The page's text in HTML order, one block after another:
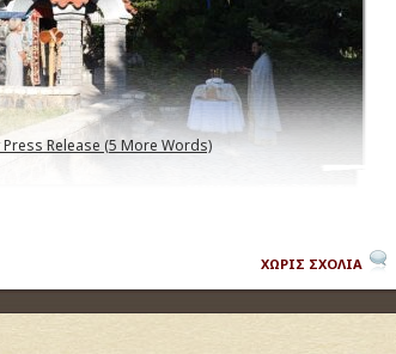
Press Release (5 More Words)
ΧΩΡΙΣ ΣΧΟΛΙΑ